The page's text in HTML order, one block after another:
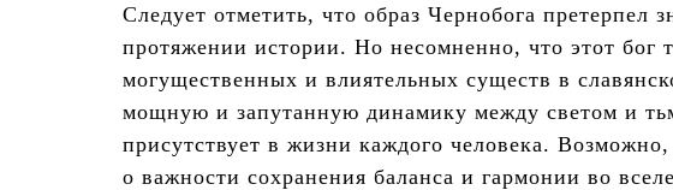
Следует отметить, что образ Чернобога претерпел
протяжении истории. Но несомненно, что этот бог
могущественных и влиятельных существ в
мощную и запутанную динамику между светом и
присутствует в жизни каждого человека.
о важности сохранения баланса и гармонии во